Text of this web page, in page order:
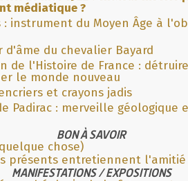
médiatique ?
: instrument du Moyen Âge à
d'âme du chevalier Bayard
de l'Histoire de France :
le monde nouveau
et crayons jadis
Padirac : merveille géologique
BON À SAVOIR
chose)
présents entretiennent l'amitié
MANIFESTATIONS / EXPOSITIONS